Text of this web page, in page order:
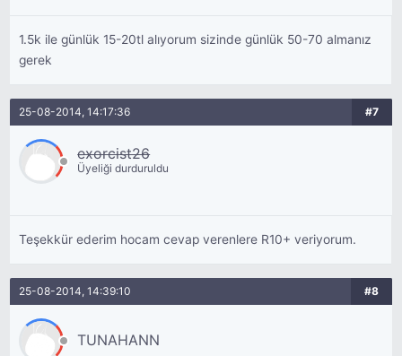
1.5k ile günlük 15-20tl alıyorum sizinde günlük 50-70 almanız
gerek
25-08-2014, 14:17:36 #7
exorcist26
Üyeliği durduruldu
Teşekkür ederim hocam cevap verenlere R10+ veriyorum.
25-08-2014, 14:39:10 #8
TUNAHANN